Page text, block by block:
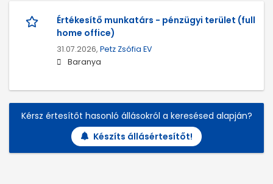
Értékesítő munkatárs - pénzügyi terület (full
home office)
31.07.2026, Petz Zsófia EV
Baranya
Kérsz értesítőt hasonló állásokról a keresésed alapján?
Készíts állásértesítőt!